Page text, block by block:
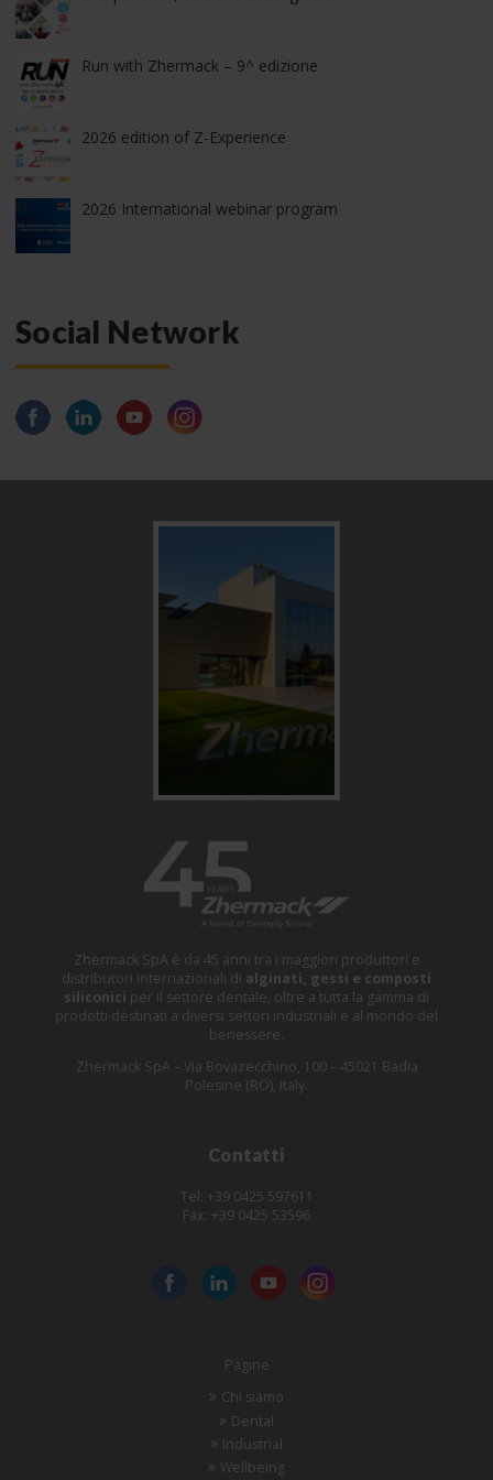
Run with Zhermack – 9^ edizione
2026 edition of Z-Experience
2026 International webinar program
Social Network
Zhermack SpA è da 45 anni tra i maggiori produttori e
distributori internazionali di alginati, gessi e composti
siliconici per il settore dentale, oltre a tutta la gamma di
prodotti destinati a diversi settori industriali e al mondo del
benessere.
Zhermack SpA – Via Bovazecchino, 100 – 45021 Badia
Polesine (RO), Italy.
Contatti
Tel: +39 0425 597611
Fax: +39 0425 53596
Pagine
Chi siamo
Dental
Industrial
Wellbeing